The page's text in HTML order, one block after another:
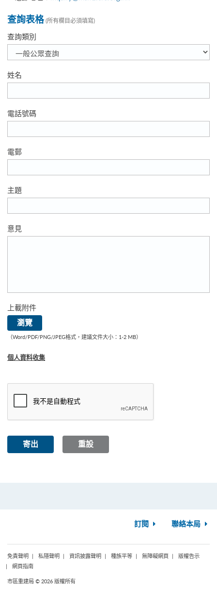
查詢表格(所有欄目必須填寫)
查詢類別
姓名
電話號碼
電郵
主題
意見
上載附件
瀏覽上載附件
（Word/PDF/PNG/JPEG格式，建議文件大小：1-2 MB）
個人資料收集
寄出 重設
訂閱 聯絡本局
免責聲明 私隱聲明 資訊披露聲明 種族平等 無障礙網頁
版權告示
網頁指南
市區重建局 © 2026 版權所有